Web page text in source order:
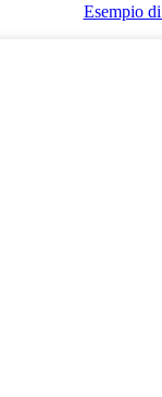
Esempio di